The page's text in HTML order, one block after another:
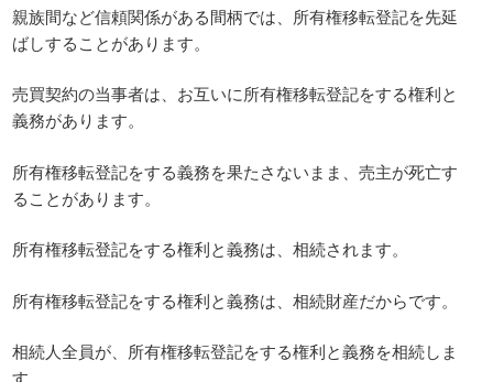
親族間など信頼関係がある間柄では、所有権移転登記を先延
ばしすることがあります。
売買契約の当事者は、お互いに所有権移転登記をする権利と
義務があります。
所有権移転登記をする義務を果たさないまま、売主が死亡す
ることがあります。
所有権移転登記をする権利と義務は、相続されます。
所有権移転登記をする権利と義務は、相続財産だからです。
相続人全員が、所有権移転登記をする権利と義務を相続しま
す。